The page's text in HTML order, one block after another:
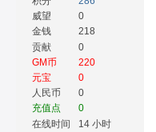
威望
0
金钱
218
贡献
0
GM币
220
元宝
0
人民币
0
充值点
0
在线时间
14 小时